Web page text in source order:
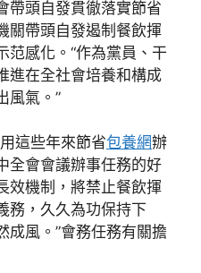
帶頭自發貫徹落實節省
關帶頭自發遏制餐飲揮
范感化。“作為黨員、干
進在全社會培養和構成
風氣。”
這些年來節省包養網辦
全會會議辦事任務的好
效機制，將禁止餐飲揮
務，久久為功保持下
成風。”會務任務有關擔